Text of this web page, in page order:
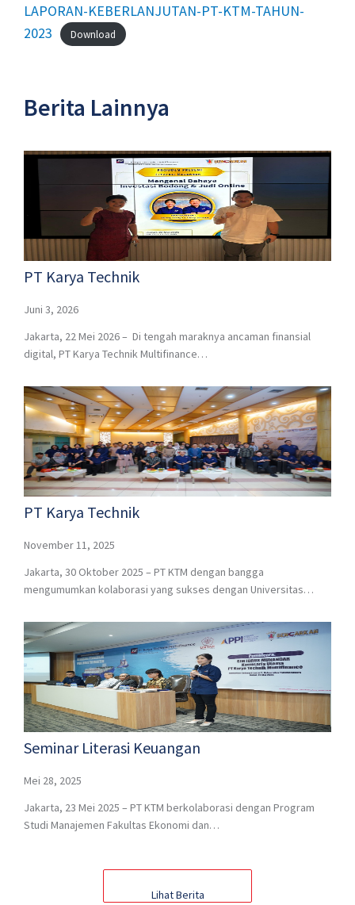
LAPORAN-KEBERLANJUTAN-PT-KTM-TAHUN-
2023
Download
Berita Lainnya
PT Karya Technik
Juni 3, 2026
Jakarta, 22 Mei 2026 – Di tengah maraknya ancaman finansial
digital, PT Karya Technik Multifinance…
PT Karya Technik
November 11, 2025
Jakarta, 30 Oktober 2025 – PT KTM dengan bangga
mengumumkan kolaborasi yang sukses dengan Universitas…
Seminar Literasi Keuangan
Mei 28, 2025
Jakarta, 23 Mei 2025 – PT KTM berkolaborasi dengan Program
Studi Manajemen Fakultas Ekonomi dan…
Lihat Berita